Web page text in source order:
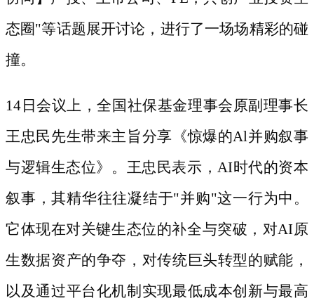
态圈"等话题展开讨论，进行了一场场精彩的碰
撞。
14日会议上，全国社保基金理事会原副理事长
王忠民先生带来主旨分享《惊爆的Al并购叙事
与逻辑生态位》。王忠民表示，AI时代的资本
叙事，其精华往往凝结于"并购"这一行为中。
它体现在对关键生态位的补全与突破，对AI原
生数据资产的争夺，对传统巨头转型的赋能，
以及通过平台化机制实现最低成本创新与最高